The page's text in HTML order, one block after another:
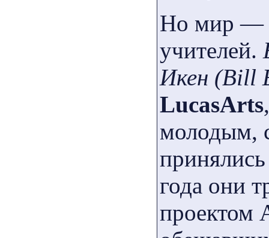
Но мир —
учителей.
Икен (Bill
LucasArts
молодым,
года они
проектом